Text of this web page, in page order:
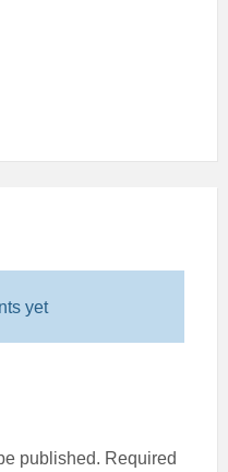
yet
published. Required